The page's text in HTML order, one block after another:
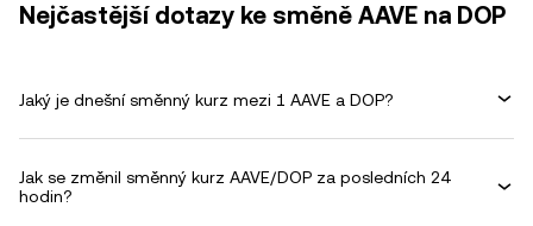
Nejčastější dotazy ke směně AAVE na DOP
Jaký je dnešní směnný kurz mezi 1 AAVE a DOP?
Jak se změnil směnný kurz AAVE/DOP za posledních 24
hodin?